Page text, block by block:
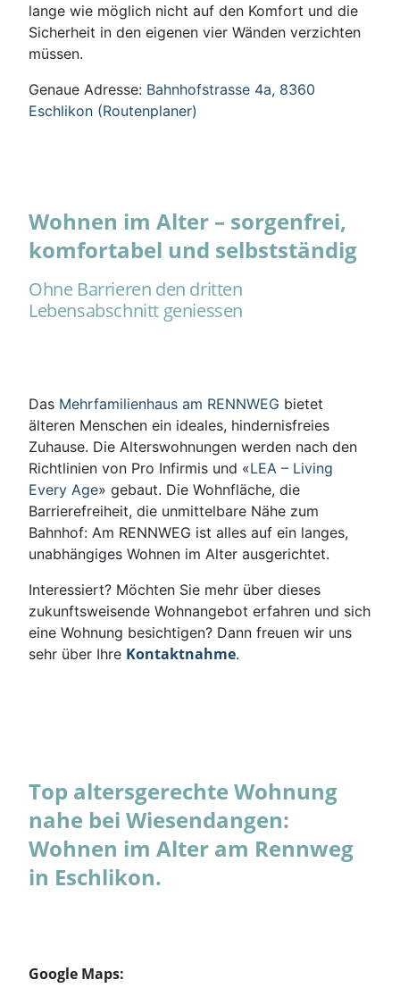
lange wie möglich nicht auf den Komfort und die
Sicherheit in den eigenen vier Wänden verzichten
müssen.
Genaue Adresse: Bahnhofstrasse 4a, 8360
Eschlikon (Routenplaner)
Wohnen im Alter – sorgenfrei,
komfortabel und selbstständig
Ohne Barrieren den dritten
Lebensabschnitt geniessen
Das Mehrfamilienhaus am RENNWEG bietet
älteren Menschen ein ideales, hindernisfreies
Zuhause. Die Alterswohnungen werden nach den
Richtlinien von Pro Infirmis und «LEA – Living
Every Age» gebaut. Die Wohnfläche, die
Barrierefreiheit, die unmittelbare Nähe zum
Bahnhof: Am RENNWEG ist alles auf ein langes,
unabhängiges Wohnen im Alter ausgerichtet.
Interessiert? Möchten Sie mehr über dieses
zukunftsweisende Wohnangebot erfahren und sich
eine Wohnung besichtigen? Dann freuen wir uns
sehr über Ihre Kontaktnahme.
Top altersgerechte Wohnung
nahe bei Wiesendangen:
Wohnen im Alter am Rennweg
in Eschlikon.
Google Maps: